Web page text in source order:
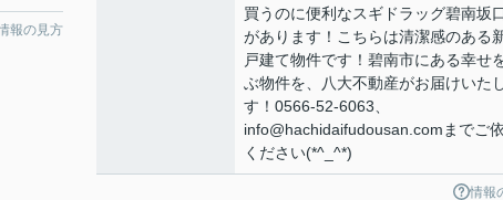
報の見方
買うのに便利なスギドラッグ碧南坂
があります！こちらは清潔感のある
戸建て物件です！碧南市にある幸せ
ぶ物件を、八大不動産がお届けいた
す！0566-52-6063、
info@hachidaifudousan.comまでご
ください(*^_^*)
情報